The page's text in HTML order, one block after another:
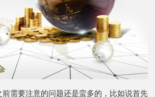
需要注意的问题还是蛮多的，比如说首先